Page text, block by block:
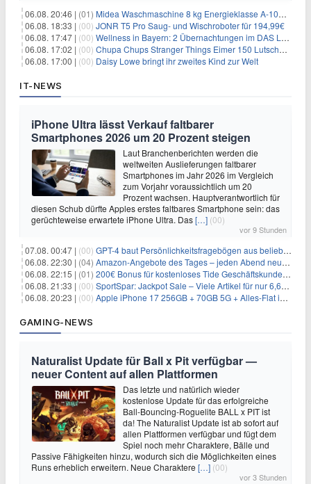
06.08. 20:46 | (01) Midea Waschmaschine 8 kg Energieklasse A-10% 1400 U/Min für 289,97€
06.08. 18:33 | (00) JONR T5 Pro Saug- und Wischroboter für 194,99€
06.08. 17:47 | (00) Wellness in Bayern: 2 Übernachtungen im DAS LUDWIG Sports Resort inkl. HP + Wellness ab 174€ p.P.
06.08. 17:02 | (00) Chupa Chups Stranger Things Eimer 150 Lutscher für 21,95€
06.08. 17:00 | (00) Daisy Lowe bringt ihr zweites Kind zur Welt
IT-NEWS
iPhone Ultra lässt Verkauf faltbarer
Smartphones 2026 um 20 Prozent steigen
Laut Branchenberichten werden die
weltweiten Auslieferungen faltbarer
Smartphones im Jahr 2026 im Vergleich
zum Vorjahr voraussichtlich um 20
Prozent wachsen. Hauptverantwortlich für
diesen Schub dürfte Apples erstes faltbares Smartphone sein: das
gerüchteweise erwartete iPhone Ultra. Das[…] (00)
vor 9 Stunden
07.08. 00:47 | (00) GPT-4 baut Persönlichkeitsfragebögen aus beliebigen Texten und sagt Antworten voraus
06.08. 22:30 | (04) Amazon-Angebote des Tages – jeden Abend neue Deals zum Stöbern
06.08. 22:15 | (01) 200€ Bonus für kostenloses Tide Geschäftskundenkonto
06.08. 21:33 | (00) SportSpar: Jackpot Sale – Viele Artikel für nur 6,66€ – nur 48 Stunden
06.08. 20:23 | (00) Apple iPhone 17 256GB + 70GB 5G + Alles-Flat im Vodafone-Netz für 34,99€/Monat – eff. 4,65€/Monat
GAMING-NEWS
Naturalist Update für Ball x Pit verfügbar —
neuer Content auf allen Plattformen
Das letzte und natürlich wieder
kostenlose Update für das erfolgreiche
Ball-Bouncing-Roguelite BALL x PIT ist
da! The Naturalist Update ist ab sofort auf
allen Plattformen verfügbar und fügt dem
Spiel noch mehr Charaktere, Bälle und
Passive Fähigkeiten hinzu, wodurch sich die Möglichkeiten eines
Runs erheblich erweitern. Neue Charaktere […] (00)
vor 3 Stunden